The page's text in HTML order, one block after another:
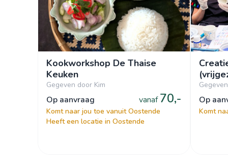
Kookworkshop De Thaise
Keuken
Gegeven door Kim
op aanvraag vanaf 70,-
Komt naar jou toe vanuit Oostende
Heeft een locatie in Oostende
op
Komt